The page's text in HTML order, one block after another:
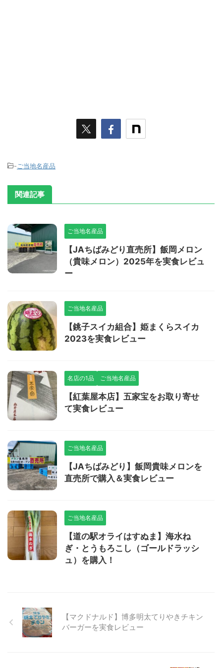
- ご当地名産品
関連記事
ご当地名産品
【JAちばみどり直売所】飯岡メロン
（貴味メロン）2025年を実食レビュ
ー
ご当地名産品
【銚子スイカ組合】姫まくらスイカ
2023を実食レビュー
名店の1品 ご当地名産品
【紅葉屋本店】五家宝をお取り寄せ
て実食レビュー
ご当地名産品
【JAちばみどり】飯岡貴味メロンを
直売所で購入＆実食レビュー
ご当地名産品
【道の駅オライはすぬま】海水ね
ぎ・とうもろこし（ゴールドラッシ
ュ）を購入！
【マクドナルド】博多明太てりやきチキン
バーガーを実食レビュー